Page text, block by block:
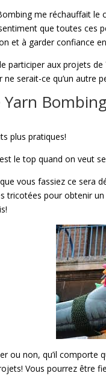
me réchauffait le
que toutes
et à garder confiance
participer aux projets
serait-ce qu’un autre
plus pratiques!
le top quand on veut
vous fassiez ce sera
tricotées pour obtenir
ou non, qu’il comporte
Vous pourrez être